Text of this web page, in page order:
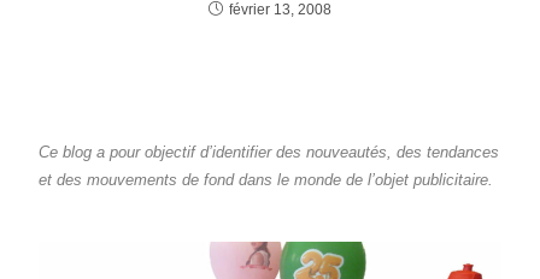
février 13, 2008
Ce blog a pour objectif d’identifier des nouveautés, des tendances
et des mouvements de fond dans le monde de l’objet publicitaire.